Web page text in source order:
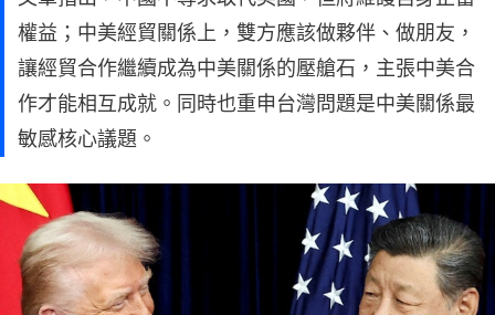
權益；中美經貿關係上，雙方應該做夥伴、做朋友，
讓經貿合作繼續成為中美關係的壓艙石，主張中美合
作才能相互成就。同時也重申台灣問題是中美關係最
敏感核心議題。